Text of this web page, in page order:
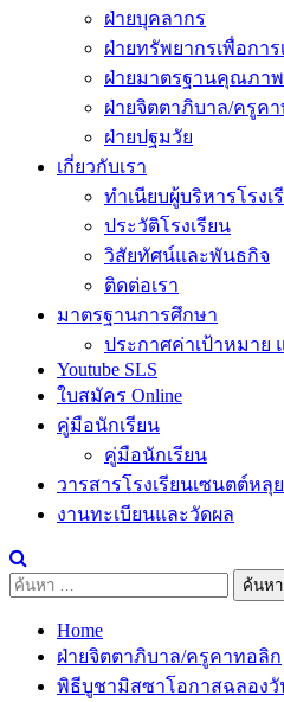
ฝ่ายบุคลากร
ฝ่ายทรัพยากรเพื่อการ
ฝ่ายมาตรฐานคุณภาพ
ฝ่ายจิตตาภิบาล/ครูค
ฝ่ายปฐมวัย
เกี่ยวกับเรา
ทำเนียบผู้บริหารโรง
ประวัติโรงเรียน
วิสัยทัศน์และพันธกิจ
ติดต่อเรา
มาตรฐานการศึกษา
ประกาศค่าเป้าหมาย
Youtube SLS
ใบสมัคร Online
คู่มือนักเรียน
คู่มือนักเรียน
วารสารโรงเรียนเซนตต์หลุ
งานทะเบียนและวัดผล
ค้นหา
Home
ฝ่ายจิตตาภิบาล/ครูคาทอลิก
พิธีบูชามิสซาโอกาสฉลองวั